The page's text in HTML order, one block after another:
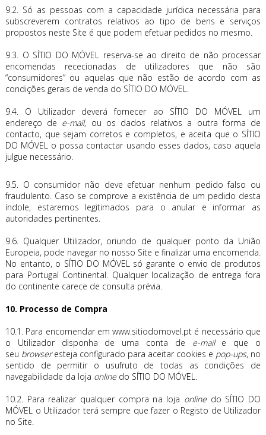
9.2. Só as pessoas com a capacidade jurídica necessária para
subscreverem contratos relativos ao tipo de bens e serviços
propostos neste Site é que podem efetuar pedidos no mesmo.
9.3. O SÍTIO DO MÓVEL reserva-se ao direito de não processar
encomendas rececionadas de utilizadores que não são
“consumidores” ou aquelas que não estão de acordo com as
condições gerais de venda do SÍTIO DO MÓVEL.
9.4. O Utilizador deverá fornecer ao SÍTIO DO MÓVEL um
endereço de e-mail, ou os dados relativos a outra forma de
contacto, que sejam corretos e completos, e aceita que o SÍTIO
DO MÓVEL o possa contactar usando esses dados, caso aquela
julgue necessário.
9.5. O consumidor não deve efetuar nenhum pedido falso ou
fraudulento. Caso se comprove a existência de um pedido desta
índole, estaremos legitimados para o anular e informar as
autoridades pertinentes.
9.6. Qualquer Utilizador, oriundo de qualquer ponto da União
Europeia, pode navegar no nosso Site e finalizar uma encomenda.
No entanto, o SÍTIO DO MÓVEL só garante o envio de produtos
para Portugal Continental. Qualquer localização de entrega fora
do continente carece de consulta prévia.
10. Processo de Compra
10.1. Para encomendar em www.sitiodomovel.pt é necessário que
o Utilizador disponha de uma conta de e-maile que o
seu browseresteja configurado para aceitar cookies e pop-ups, no
sentido de permitir o usufruto de todas as condições de
navegabilidade da loja online do SÍTIO DO MÓVEL.
10.2. Para realizar qualquer compra na loja onlinedo SÍTIO DO
MÓVEL o Utilizador terá sempre que fazer o Registo de Utilizador
no Site.